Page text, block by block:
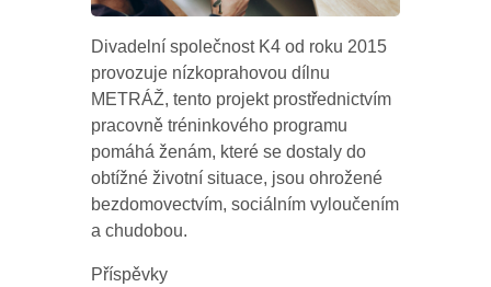
Divadelní společnost K4 od roku 2015
provozuje nízkoprahovou dílnu
METRÁŽ, tento projekt prostřednictvím
pracovně tréninkového programu
pomáhá ženám, které se dostaly do
obtížné životní situace, jsou ohrožené
bezdomovectvím, sociálním vyloučením
a chudobou.
Příspěvky